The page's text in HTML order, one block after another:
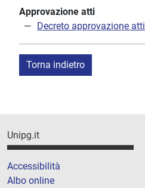
Approvazione atti
Decreto approvazione atti
Torna indietro
Unipg.it
Accessibilità
Albo online